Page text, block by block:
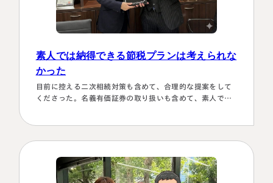
素人では納得できる節税プランは考えられな
かった
目前に控える二次相続対策も含めて、合理的な提案をして
くださった。名義有価証券の取り扱いも含めて、素人では